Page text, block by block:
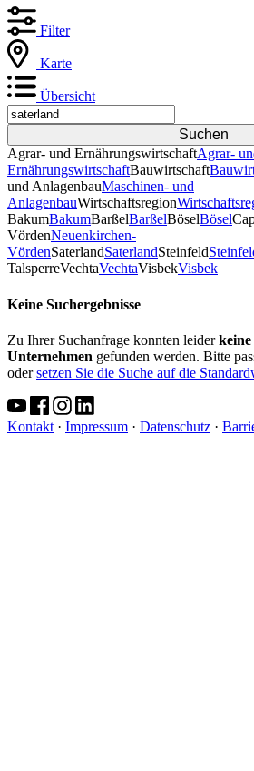
Filter
Karte
Übersicht
Agrar- und ErnährungswirtschaftAgrar-
ErnährungswirtschaftBauwirtschaft
und AnlagenbauMaschinen- und
AnlagenbauWirtschaftsregion
BakumBakumBarßelBarßelBöselBösel
VördenNeuenkirchen-
VördenSaterlandSaterlandSteinfeld
TalsperreVechtaVechtaVisbekVisbek
Keine Suchergebnisse
Zu Ihrer Suchanfrage konnten leiderkeine
Unternehmen gefunden werden. Bitte
odersetzen Sie die Suche auf die
Kontakt · Impressum · Datenschutz ·